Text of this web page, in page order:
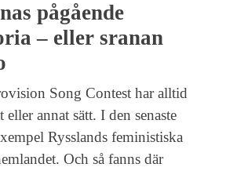
pågående
– eller sranan
Song Contest har alltid
annat sätt. I den senaste
Rysslands feministiska
Och så fanns där